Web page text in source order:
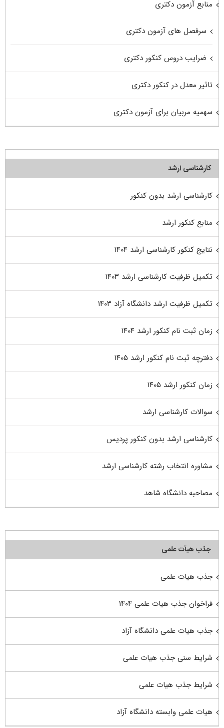
منابع آزمون دکتری
سرفصل های آزمون دکتری
ضرایب دروس کنکور دکتری
تاثیر معدل در کنکور دکتری
سهمیه مربیان برای آزمون دکتری
کارشناسی ارشد
کارشناسی ارشد بدون کنکور
منابع کنکور ارشد
نتایج کنکور کارشناسی ارشد ۱۴۰۴
تکمیل ظرفیت کارشناسی ارشد ۱۴۰۳
تکمیل ظرفیت ارشد دانشگاه آزاد ۱۴۰۳
زمان ثبت نام کنکور ارشد ۱۴۰۴
دفترچه ثبت نام کنکور ارشد ۱۴۰۵
زمان کنکور ارشد ۱۴۰۵
سوالات کارشناسی ارشد
کارشناسی ارشد بدون کنکور پردیس
مشاوره انتخاب رشته کارشناسی ارشد
مصاحبه دانشگاه شاهد
جذب هیأت علمی
جذب هیات علمی
فراخوان جذب هیات علمی ۱۴۰۴
جذب هیات علمی دانشگاه آزاد
شرایط سنی جذب هیات علمی
شرایط جذب هیات علمی
هیات علمی وابسته دانشگاه آزاد